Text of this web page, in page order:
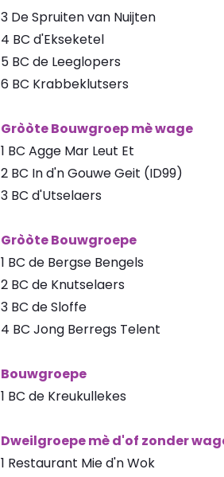
3 De Spruiten van Nuijten
4 BC d'Ekseketel
5 BC de Leeglopers
6 BC Krabbeklutsers
Gròòte Bouwgroep mè wage
1 BC Agge Mar Leut Et
2 BC In d'n Gouwe Geit (ID99)
3 BC d'Utselaers
Gròòte Bouwgroepe
1 BC de Bergse Bengels
2 BC de Knutselaers
3 BC de Sloffe
4 BC Jong Berregs Telent
Bouwgroepe
1 BC de Kreukullekes
Dweilgroepe mè d'of zonder
1 Restaurant Mie d'n Wok